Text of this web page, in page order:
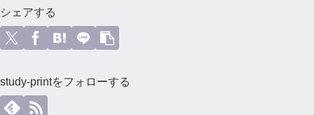
シェアする
study-printをフォローする